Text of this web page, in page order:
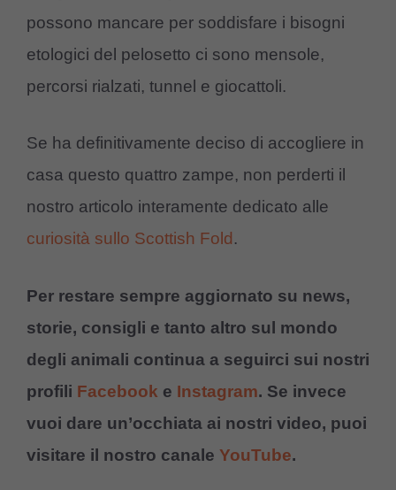
possono mancare per soddisfare i bisogni
etologici del pelosetto ci sono mensole,
percorsi rialzati, tunnel e giocattoli.
Se ha definitivamente deciso di accogliere in
casa questo quattro zampe, non perderti il
nostro articolo interamente dedicato alle
curiosità sullo Scottish Fold .
Per restare sempre aggiornato su news,
storie, consigli e tanto altro sul mondo
degli animali continua a seguirci sui nostri
profili Facebook e Instagram. Se invece
vuoi dare un’occhiata ai nostri video, puoi
visitare il nostro canale YouTube.